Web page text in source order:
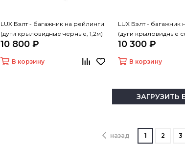
LUX Бэлт - багажник на рейлинги
(дуги крыловидные черные, 1,2м)
10 800 ₽
В корзину
LUX Бэлт - багажник
(дуги крыловидные
10 300 ₽
В корзину
ЗАГРУЗИТЬ
назад 1 2 3